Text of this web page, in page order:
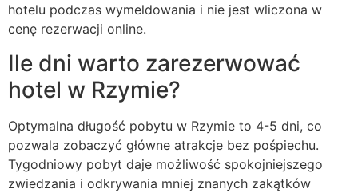
hotelu podczas wymeldowania i nie jest wliczona w
cenę rezerwacji online.
Ile dni warto zarezerwować
hotel w Rzymie?
Optymalna długość pobytu w Rzymie to 4-5 dni, co
pozwala zobaczyć główne atrakcje bez pośpiechu.
Tygodniowy pobyt daje możliwość spokojniejszego
zwiedzania i odkrywania mniej znanych zakątków